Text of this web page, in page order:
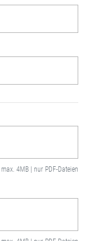
max. 4MB | nur PDF-Dateien